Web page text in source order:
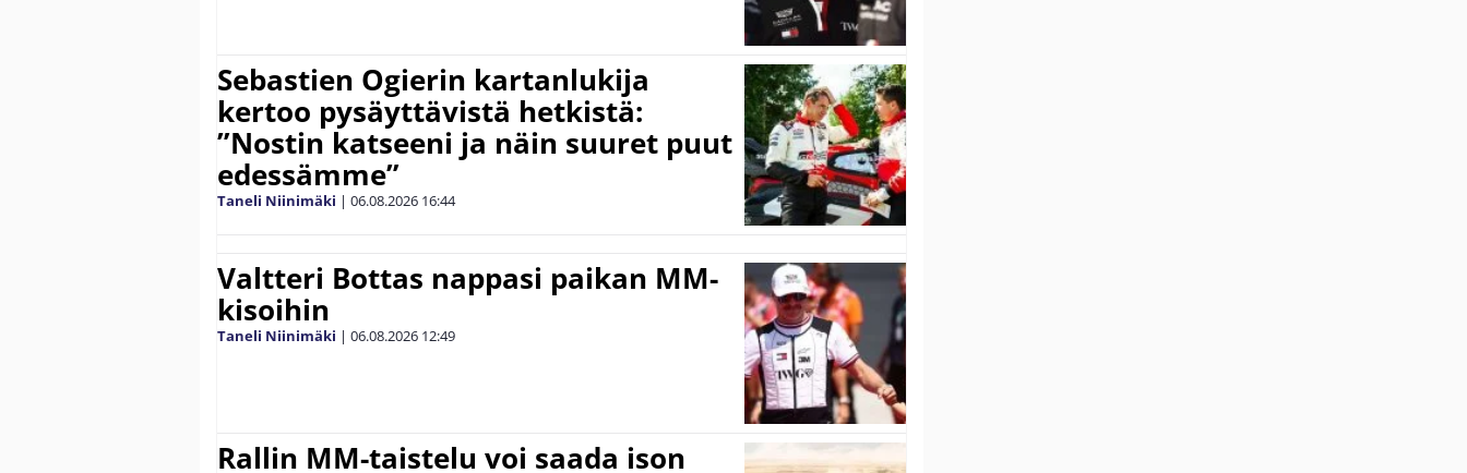
Sebastien Ogierin kartanlukija
kertoo pysäyttävistä hetkistä:
”Nostin katseeni ja näin suuret puut
edessämme”
Taneli Niinimäki | 06.08.2026 16:44
Valtteri Bottas nappasi paikan MM-
kisoihin
Taneli Niinimäki | 06.08.2026 12:49
Rallin MM-taistelu voi saada ison